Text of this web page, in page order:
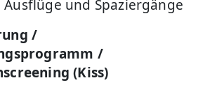
und Spaziergänge
/
/
(Kiss)